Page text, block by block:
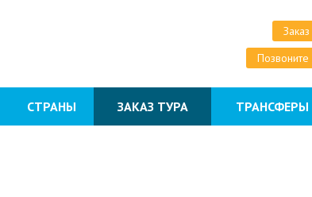
СТРАНЫ ЗАКАЗ ТУРА ТРАНСФЕРЫ